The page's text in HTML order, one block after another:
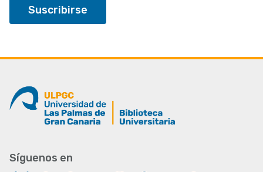
Síguenos en